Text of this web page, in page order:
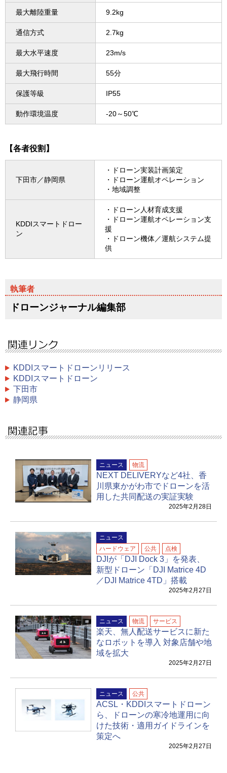
最大離陸重量 9.2kg
通信方式 2.7kg
最大水平速度 23m/s
最大飛行時間 55分
保護等級 IP55
動作環境温度 -20～50℃
【各者役割】
下田市／静岡県
・ドローン実装計画策定
・ドローン運航オペレーション
・地域調整
KDDIスマートドロー
ン
・ドローン人材育成支援
・ドローン運航オペレーション支
援
・ドローン機体／運航システム提
供
ドローンジャーナル編集部
KDDIスマートドローンリリース
KDDIスマートドローン
下田市
静岡県
ニュース 物流
NEXT DELIVERYなど4社、香
川県東かがわ市でドローンを活
用した共同配送の実証実験
2025年2月28日
ニュース
ハードウェア
公共 点検
DJIが「DJI Dock 3」を発表、
新型ドローン「DJI Matrice 4D
／DJI Matrice 4TD」搭載
2025年2月27日
ニュース 物流 サービス
楽天、無人配送サービスに新た
なロボットを導入 対象店舗や地
域を拡大
2025年2月27日
ニュース 公共
ACSL・KDDIスマートドローン
ら、ドローンの寒冷地運用に向
けた技術・適用ガイドラインを
策定へ
2025年2月27日